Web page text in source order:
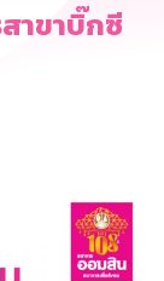
าขาบิ๊กซี